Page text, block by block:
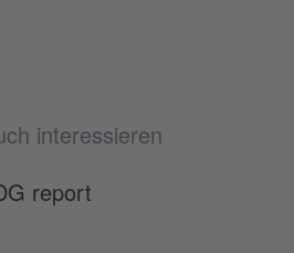
interessieren
report